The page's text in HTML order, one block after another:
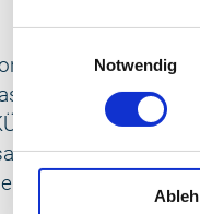
Notwendig
und Service für
KARTE und
Kurkarte für die
sind seit knapp